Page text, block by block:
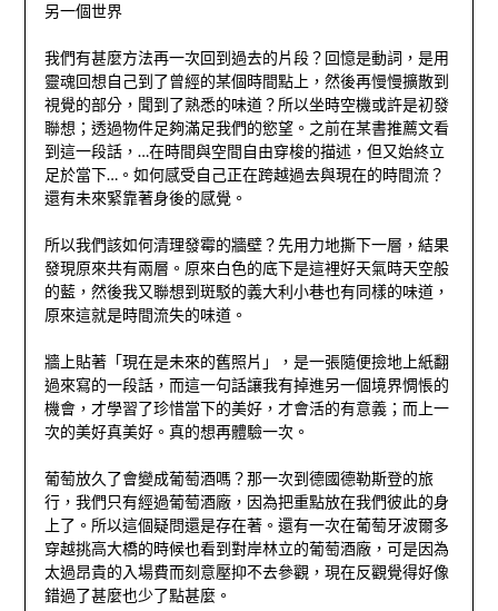
另一個世界
我們有甚麼方法再一次回到過去的片段？回憶是動詞，是用
靈魂回想自己到了曾經的某個時間點上，然後再慢慢擴散到
視覺的部分，聞到了熟悉的味道？所以坐時空機或許是初發
聯想；透過物件足夠滿足我們的慾望。之前在某書推薦文看
到這一段話，…在時間與空間自由穿梭的描述，但又始終立
足於當下…。如何感受自己正在跨越過去與現在的時間流？
還有未來緊靠著身後的感覺。
所以我們該如何清理發霉的牆壁？先用力地撕下一層，結果
發現原來共有兩層。原來白色的底下是這裡好天氣時天空般
的藍，然後我又聯想到斑駁的義大利小巷也有同樣的味道，
原來這就是時間流失的味道。
牆上貼著「現在是未來的舊照片」，是一張隨便撿地上紙翻
過來寫的一段話，而這一句話讓我有掉進另一個境界惆悵的
機會，才學習了珍惜當下的美好，才會活的有意義；而上一
次的美好真美好。真的想再體驗一次。
葡萄放久了會變成葡萄酒嗎？那一次到德國德勒斯登的旅
行，我們只有經過葡萄酒廠，因為把重點放在我們彼此的身
上了。所以這個疑問還是存在著。還有一次在葡萄牙波爾多
穿越挑高大橋的時候也看到對岸林立的葡萄酒廠，可是因為
太過昂貴的入場費而刻意壓抑不去參觀，現在反觀覺得好像
錯過了甚麼也少了點甚麼。